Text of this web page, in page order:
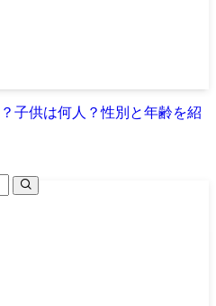
子供は何人？性別と年齢を紹